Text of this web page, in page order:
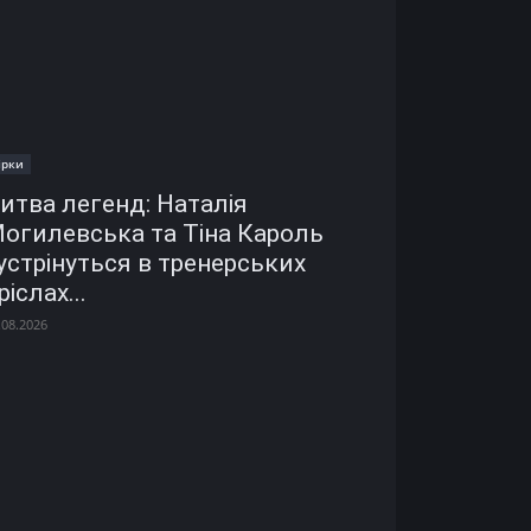
легенд: Наталія
та Тіна Кароль
в тренерських